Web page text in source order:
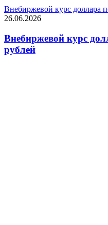
Внебиржевой курс доллара
26.06.2026
Внебиржевой курс
рублей